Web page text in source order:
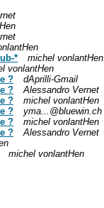
*
michel vonlantHen
vonlantHen
?
dAprilli-Gmail
?
Alessandro Vernet
?
michel vonlantHen
?
yma...@bluewin.ch
?
michel vonlantHen
?
Alessandro Vernet
michel vonlantHen